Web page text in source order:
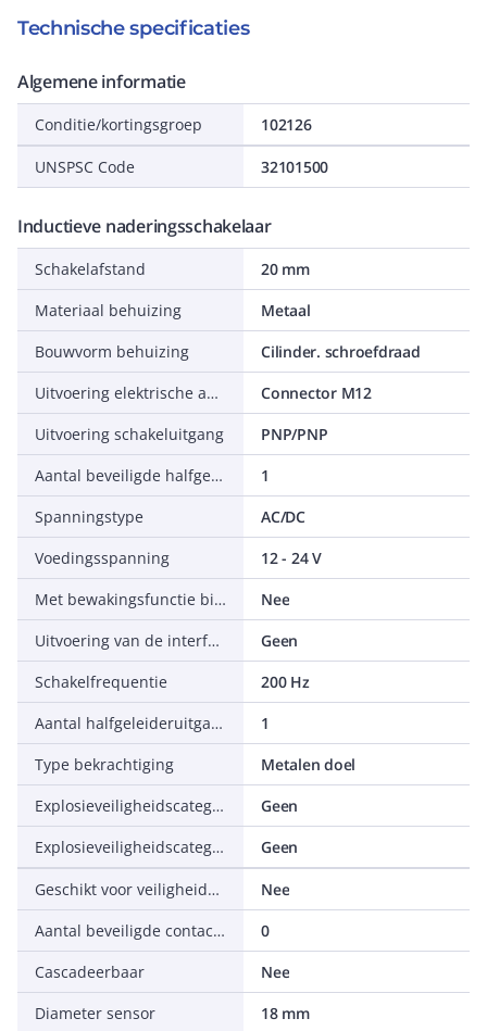
Technische specificaties
Algemene informatie
Conditie/kortingsgroep 102126
UNSPSC Code 32101500
Inductieve naderingsschakelaar
Schakelafstand
20 mm
Materiaal behuizing
Metaal
Bouwvorm behuizing
Cilinder. schroefdraad
Uitvoering elektrische aansluiting
Connector M12
Uitvoering schakeluitgang
PNP/PNP
Aantal beveiligde halfgeleider uitgangen
1
Spanningstype
AC/DC
Voedingsspanning
12 - 24 V
Met bewakingsfunctie bijgeschakelde apparaten
Nee
Uitvoering van de interface
Geen
Schakelfrequentie
200 Hz
Aantal halfgeleideruitgangen met meldfunctie
1
Type bekrachtiging
Metalen doel
Explosieveiligheidscategorie voor gas
Geen
Explosieveiligheidscategorie voor stof
Geen
Geschikt voor veiligheidsfunctie
Nee
Aantal beveiligde contactbekrachtigde uitgangen
0
Cascadeerbaar
Nee
Diameter sensor
18 mm